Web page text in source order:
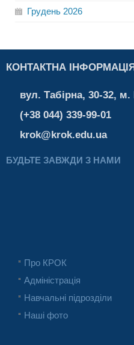
Грудень 2026
КОНТАКТНА ІНФОРМАЦІЯ
вул. Табірна, 30-32, м.
(+38 044) 339-99-01
krok@krok.edu.ua
БУДЬТЕ ЗАВЖДИ З НАМИ
Про КРОК
Адміністрація
Навчальні підрозділи
Наші фото